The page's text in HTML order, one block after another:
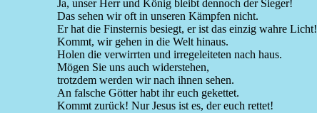
Ja, unser Herr und König bleibt dennoch der Sieger!
Das sehen wir oft in unseren Kämpfen nicht.
Er hat die Finsternis besiegt, er ist das einzig wahre Licht!
Kommt, wir gehen in die Welt hinaus.
Holen die verwirrten und irregeleiteten nach haus.
Mögen Sie uns auch widerstehen,
trotzdem werden wir nach ihnen sehen.
An falsche Götter habt ihr euch gekettet.
Kommt zurück! Nur Jesus ist es, der euch rettet!